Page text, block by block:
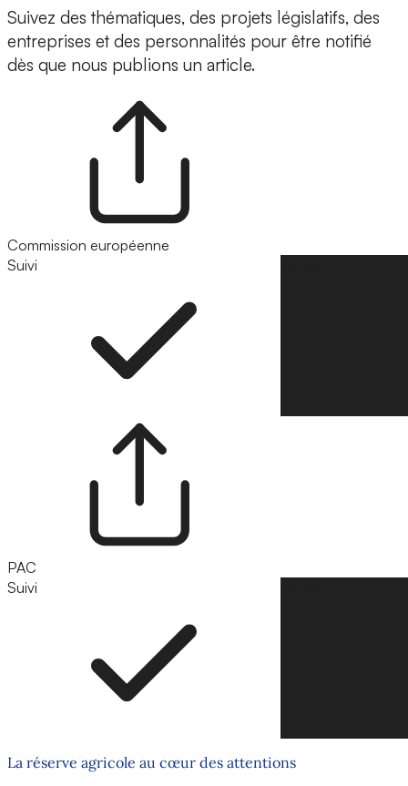
Suivez des thématiques, des projets législatifs, des
entreprises et des personnalités pour être notifié
dès que nous publions un article.
Commission européenne
Suivi
PAC
Suivi
La réserve agricole au cœur des attentions